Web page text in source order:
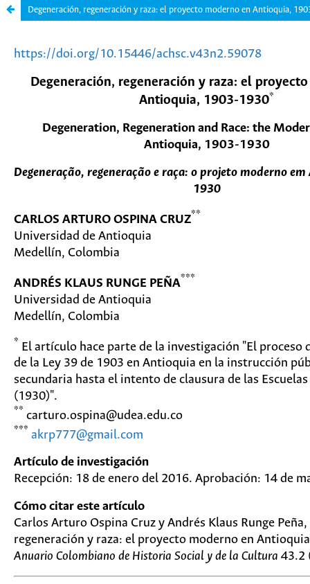
Degeneración, regeneración y raza: el proyecto moderno en Antioquia,